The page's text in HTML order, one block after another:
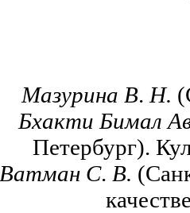
Мазурина В. Н.
Бхакти Бимал
Петербург).
Ватман С. В.